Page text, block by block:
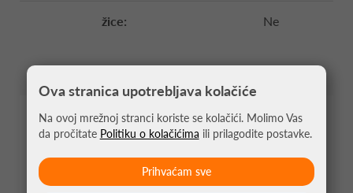
žice: Ne
PERFORMANSE
Ova stranica upotrebljava kolačiće
Na ovoj mrežnoj stranci koriste se kolačići. Molimo Vas
da pročitate Politiku o kolačićima ili prilagodite postavke.
Prihvaćam sve